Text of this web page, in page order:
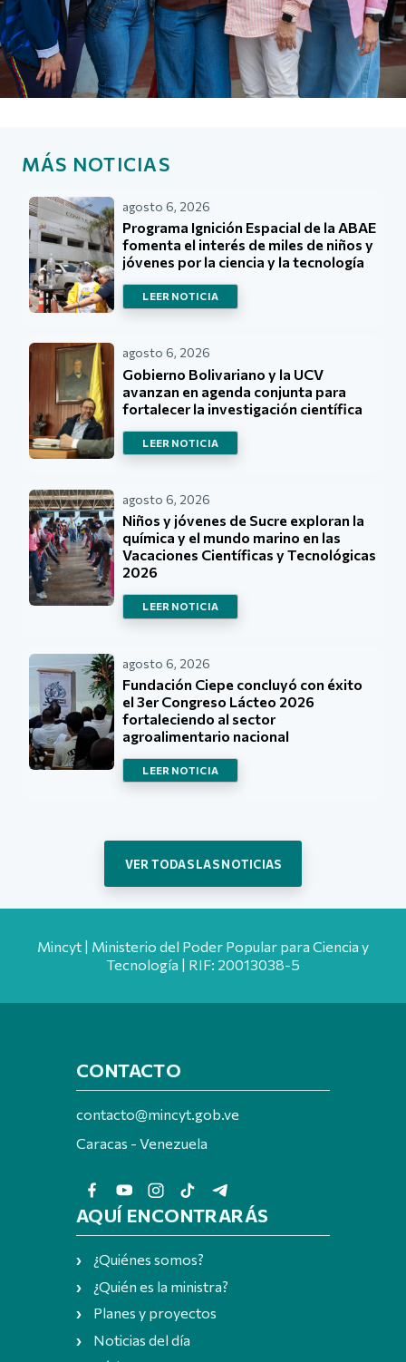
MÁS NOTICIAS
agosto 6, 2026
Programa Ignición Espacial de la ABAE
fomenta el interés de miles de niños y
jóvenes por la ciencia y la tecnología
LEER NOTICIA
agosto 6, 2026
Gobierno Bolivariano y la UCV
avanzan en agenda conjunta para
fortalecer la investigación científica
LEER NOTICIA
agosto 6, 2026
Niños y jóvenes de Sucre exploran la
química y el mundo marino en las
Vacaciones Científicas y Tecnológicas
2026
LEER NOTICIA
agosto 6, 2026
Fundación Ciepe concluyó con éxito
el 3er Congreso Lácteo 2026
fortaleciendo al sector
agroalimentario nacional
LEER NOTICIA
VER TODAS LAS NOTICIAS
Mincyt | Ministerio del Poder Popular para Ciencia y
Tecnología | RIF: 20013038-5
CONTACTO
contacto@mincyt.gob.ve
Caracas - Venezuela
AQUÍ ENCONTRARÁS
¿Quiénes somos?
¿Quién es la ministra?
Planes y proyectos
Noticias del día